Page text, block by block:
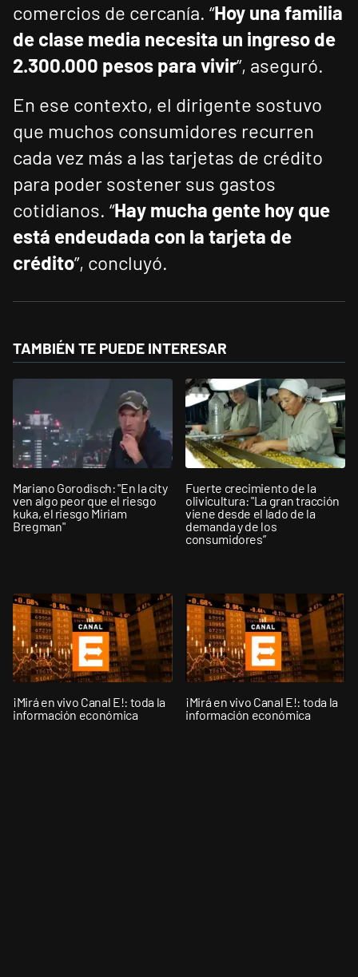
comercios de cercanía. “Hoy una familia
de clase media necesita un ingreso de
2.300.000 pesos para vivir”, aseguró.
En ese contexto, el dirigente sostuvo
que muchos consumidores recurren
cada vez más a las tarjetas de crédito
para poder sostener sus gastos
cotidianos. “Hay mucha gente hoy que
está endeudada con la tarjeta de
crédito”, concluyó.
TAMBIÉN TE PUEDE INTERESAR
Mariano Gorodisch: "En la city
ven algo peor que el riesgo
kuka, el riesgo Miriam
Bregman"
Fuerte crecimiento de la
olivicultura: "La gran tracción
viene desde el lado de la
demanda y de los
consumidores”
¡Mirá en vivo Canal E!: toda la
información económica
¡Mirá en vivo Canal E!: toda la
información económica